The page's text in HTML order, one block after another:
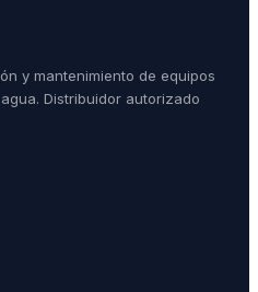
y mantenimiento de equipos
Distribuidor autorizado